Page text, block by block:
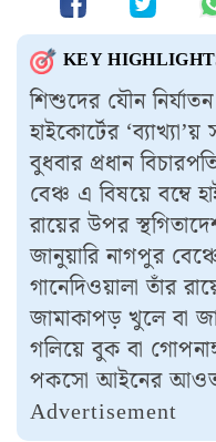
KEY
শিশুদের যৌন
হাইকোর্টের
বুধবার প্রধান
বেঞ্চ এ বিষয়ে বম্বে
রায়ের উপর
জানুয়ারি নাগপুর
গানেদিওয়ালা তাঁর
জামাকাপড় খুলে বা
গলিয়ে বুক বা
পকসো আইনের
Advertisement